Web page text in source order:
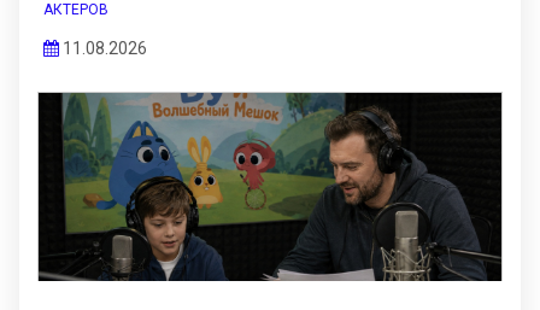
АКТЕРОВ
11.08.2026